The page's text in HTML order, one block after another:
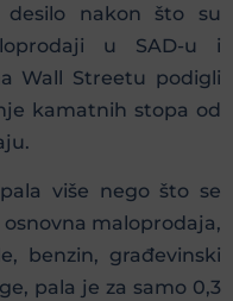
nakon što su
u SAD-u i
Wall Streetu podigli
kamatnih stopa od
više nego što se
maloprodaja,
benzin, građevinski
pala je za samo 0,3